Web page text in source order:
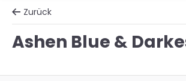
Zurück
Ashen Blue &